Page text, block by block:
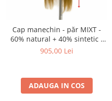
Cap manechin - păr MIXT -
60% natural + 40% sintetic -
lungime 60 cm
905,00 Lei
ADAUGA IN COS